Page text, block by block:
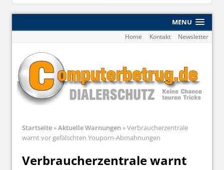
MENU
Home Kontakt Newsletter
Startseite»Aktuelle Warnungen»Verbraucherzentrale
warnt vor gefälschten Youporn-Abmahnungen
Verbraucherzentrale warnt